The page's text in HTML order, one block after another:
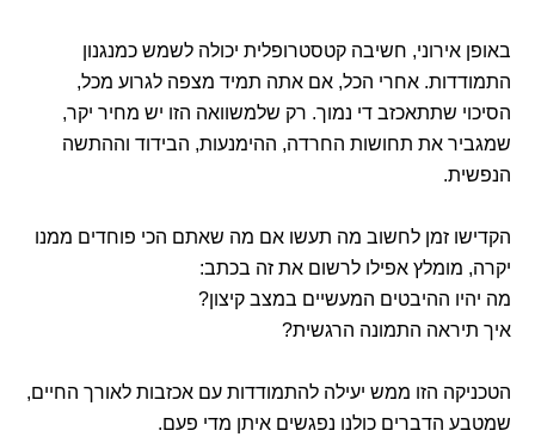
באופן אירוני, חשיבה קטסטרופלית יכולה לשמש כמנגנון
התמודדות. אחרי הכל, אם אתה תמיד מצפה לגרוע מכל,
הסיכוי שתתאכזב די נמוך. רק שלמשוואה הזו יש מחיר יקר,
שמגביר את תחושות החרדה, ההימנעות, הבידוד וההתשה
הנפשית.
הקדישו זמן לחשוב מה תעשו אם מה שאתם הכי פוחדים ממנו
יקרה, מומלץ אפילו לרשום את זה בכתב:
מה יהיו ההיבטים המעשיים במצב קיצון?
איך תיראה התמונה הרגשית?
הטכניקה הזו ממש יעילה להתמודדות עם אכזבות לאורך החיים,
שמטבע הדברים כולנו נפגשים איתן מדי פעם.